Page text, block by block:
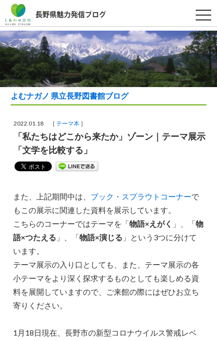
t
o
g
g
l
e
n
a
v
g
i
よむナガノ 県立長野図書館ブログ
2022.01.18 ［テーマ本 ］
「私たちはどこから来たか」ゾーン｜テーマ展示
「文学を比較する」
また、上記期間中は、 ブック・スプラウトコーナーで
もこの展示に関連した資料を展示しています。
こちらのコーナーではテーマを「物語×えがく 」、「物
語×つたえる 」、「物語×演じる 」という3つに分けて
います。
テーマ展示の入り口としても、また、テーマ展示の各
小テーマをより深く探求するものとしても楽しめる資
料を展開していますので、ご来館の際にはぜひお立ち
寄りください。
1月18日現在、長野市の新型コロナウイルス警戒レベ